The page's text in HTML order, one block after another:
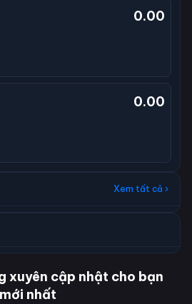
0.00
0.00
Xem tất cả ›
xuyên cập nhật cho bạn
nhất